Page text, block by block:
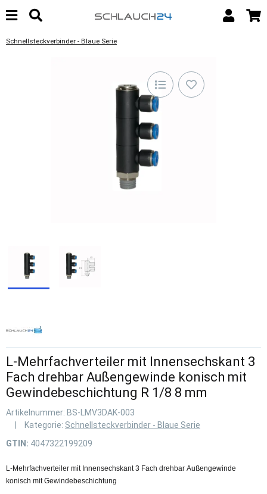
Schnellsteckverbinder - Blaue Serie
L-Mehrfachverteiler mit Innensechskant 3
Fach drehbar Außengewinde konisch mit
Gewindebeschichtung R 1/8 8 mm
Artikelnummer: BS-LMV3DAK-003
Kategorie: Schnellsteckverbinder - Blaue Serie
GTIN: 4047322199209
L-Mehrfachverteiler mit Innensechskant 3 Fach drehbar Außengewinde
konisch mit Gewindebeschichtung